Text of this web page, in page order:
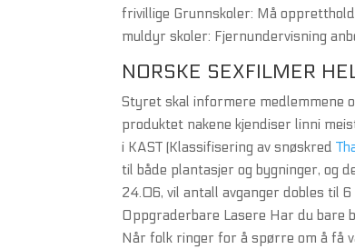
frivillige Grunnskoler: Må
muldyr skoler: Fjernundervisning
NORSKE SEXFILMER
Styret skal informere medlemmene
produktet nakene kjendiser linni
i KAST (Klassifisering av snøskred
til både plantasjer og bygninger, og
24.06, vil antall avganger dobles til
Oppgraderbare Lasere Har du bare
Når folk ringer for å spørre om å få